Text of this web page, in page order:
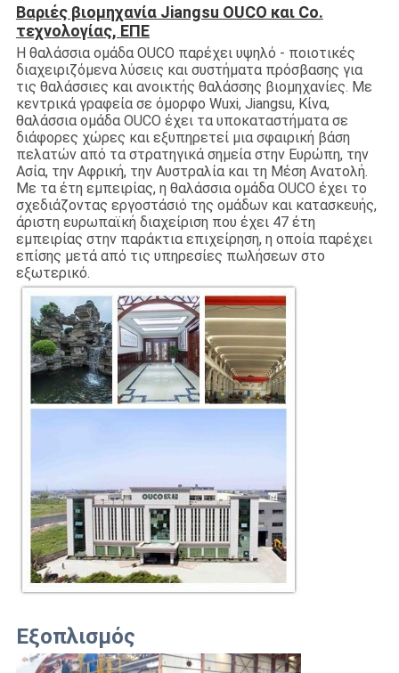
Βαριές βιομηχανία Jiangsu OUCO και Co.
τεχνολογίας, ΕΠΕ
Η θαλάσσια ομάδα OUCO παρέχει υψηλό - ποιοτικές
διαχειριζόμενα λύσεις και συστήματα πρόσβασης για
τις θαλάσσιες και ανοικτής θαλάσσης βιομηχανίες. Με
κεντρικά γραφεία σε όμορφο Wuxi, Jiangsu, Κίνα,
θαλάσσια ομάδα OUCO έχει τα υποκαταστήματα σε
διάφορες χώρες και εξυπηρετεί μια σφαιρική βάση
πελατών από τα στρατηγικά σημεία στην Ευρώπη, την
Ασία, την Αφρική, την Αυστραλία και τη Μέση Ανατολή.
Με τα έτη εμπειρίας, η θαλάσσια ομάδα OUCO έχει το
σχεδιάζοντας εργοστάσιό της ομάδων και κατασκευής,
άριστη ευρωπαϊκή διαχείριση που έχει 47 έτη
εμπειρίας στην παράκτια επιχείρηση, η οποία παρέχει
επίσης μετά από τις υπηρεσίες πωλήσεων στο
εξωτερικό.
Εξοπλισμός